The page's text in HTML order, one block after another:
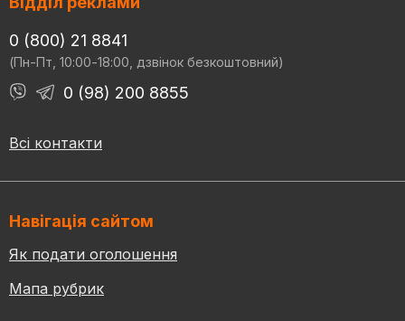
0 (800) 21 8841
(Пн-Пт, 10:00-18:00, дзвінок безкоштовний)
0 (98) 200 8855
Всі контакти
Навігація сайтом
Як подати оголошення
Мапа рубрик